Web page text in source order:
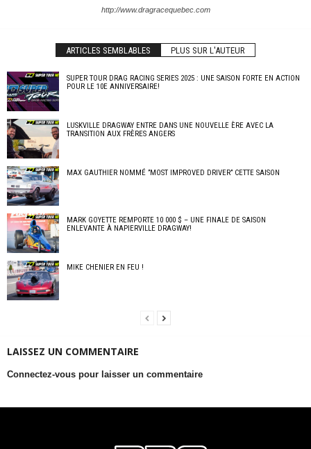
http://www.dragracequebec.com
ARTICLES SEMBLABLES PLUS SUR L'AUTEUR
SUPER TOUR DRAG RACING SERIES 2025 : UNE SAISON FORTE EN ACTION
POUR LE 10E ANNIVERSAIRE!
LUSKVILLE DRAGWAY ENTRE DANS UNE NOUVELLE ÈRE AVEC LA
TRANSITION AUX FRÈRES ANGERS
MAX GAUTHIER NOMMÉ ”MOST IMPROVED DRIVER” CETTE SAISON
MARK GOYETTE REMPORTE 10 000 $ – UNE FINALE DE SAISON
ENLEVANTE À NAPIERVILLE DRAGWAY!
MIKE CHENIER EN FEU !
LAISSEZ UN COMMENTAIRE
Connectez-vous pour laisser un commentaire